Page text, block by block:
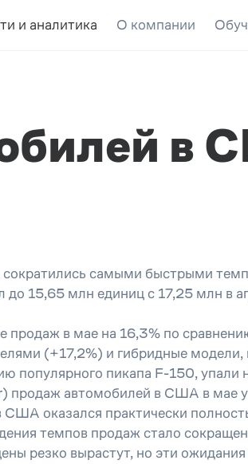
и аналитика О компании
в
самыми быстрыми
15,65 млн единиц с 17,25 млн в
в мае на 16,3% по
(+17,2%) и гибридные
популярного пикапа F-150,
продаж автомобилей в США в мае
оказался практически
темпов продаж стало
резко вырастут, но эти